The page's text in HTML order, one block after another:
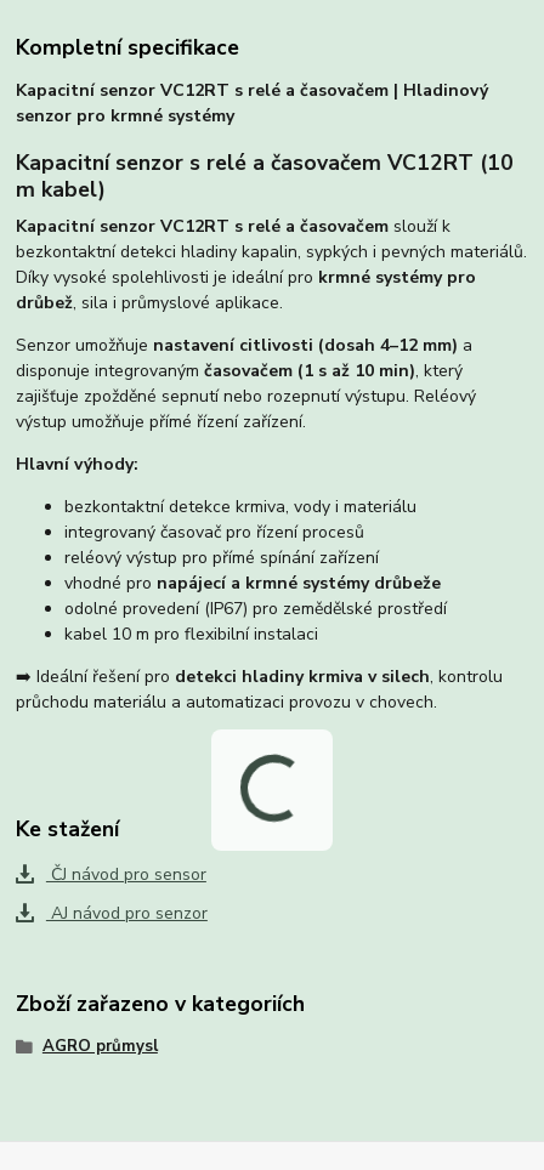
Kompletní specifikace
Kapacitní senzor VC12RT s relé a časovačem | Hladinový
senzor pro krmné systémy
Kapacitní senzor s relé a časovačem VC12RT (10
m kabel)
Kapacitní senzor VC12RT s relé a časovačem slouží k
bezkontaktní detekci hladiny kapalin, sypkých i pevných materiálů.
Díky vysoké spolehlivosti je ideální pro krmné systémy pro
drůbež, sila i průmyslové aplikace.
Senzor umožňuje nastavení citlivosti (dosah 4–12 mm) a
disponuje integrovanýmčasovačem (1 s až 10 min), který
zajišťuje zpožděné sepnutí nebo rozepnutí výstupu. Reléový
výstup umožňuje přímé řízení zařízení.
Hlavní výhody:
bezkontaktní detekce krmiva, vody i materiálu
integrovaný časovač pro řízení procesů
reléový výstup pro přímé spínání zařízení
vhodné pro napájecí a krmné systémy drůbeže
odolné provedení (IP67) pro zemědělské prostředí
kabel 10 m pro flexibilní instalaci
➡️ Ideální řešení pro detekci hladiny krmiva v silech, kontrolu
průchodu materiálu a automatizaci provozu v chovech.
Ke stažení
ČJ návod pro sensor
AJ návod pro senzor
Zboží zařazeno v kategoriích
AGRO průmysl